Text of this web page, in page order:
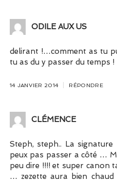
ODILE AUX US
delirant !…comment as tu
tu as du y passer du temps !
14 JANVIER 2014 RÉPONDRE
CLÉMENCE
Steph, steph.. La
peux pas passer a côté …
peu dire !!!! et super canon
… zezette aura bien